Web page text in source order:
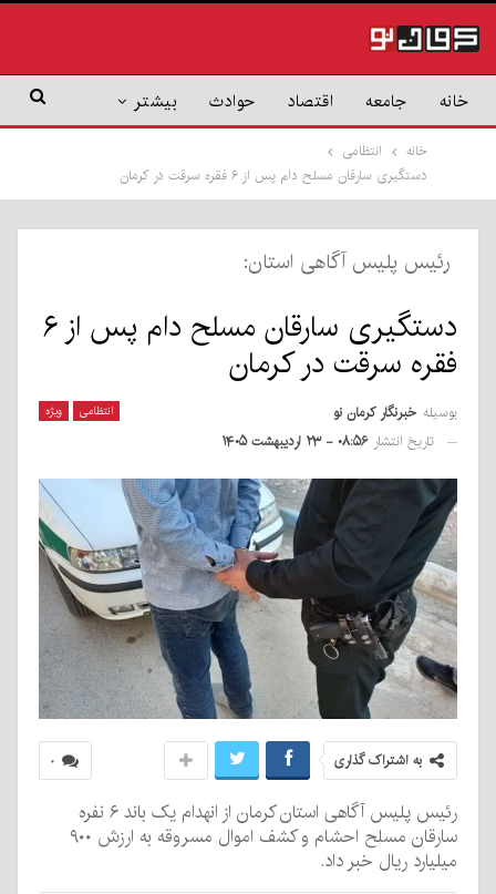
خانه جامعه اقتصاد حوادث بیشتر
خانه
انتظامی
دستگیری سارقان مسلح دام پس از ۶ فقره سرقت در کرمان
رئیس پلیس آگاهی استان:
دستگیری سارقان مسلح دام پس از ۶
فقره سرقت در کرمان
انتظامی ویژه بوسیله خبرنگار کرمان نو
تاریخ انتشار ۰۸:۵۶ - ۲۳ اردیبهشت ۱۴۰۵
۰ به اشتراک گذاری
رئیس پلیس آگاهی استان کرمان از انهدام یک باند ۶ نفره
سارقان مسلح احشام و کشف اموال مسروقه به ارزش ۹۰۰
میلیارد ریال خبر داد.